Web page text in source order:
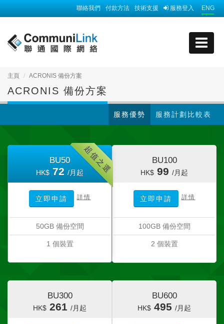
ENG
服務登入
技術支援
付款方法
聯絡我們
主頁 ACRONIS 備份方案
ACRONIS 備份方案
服務計劃比較表
服務優勢
超值之選
BU50
HK$ 72 /月起
立即申請 詳情
50GB 備份空間
1 個裝置
BU100
HK$ 99 /月起
立即申請 詳情
100GB 備份空間
2 個裝置
BU300
HK$ 261 /月起
BU600
HK$ 495 /月起